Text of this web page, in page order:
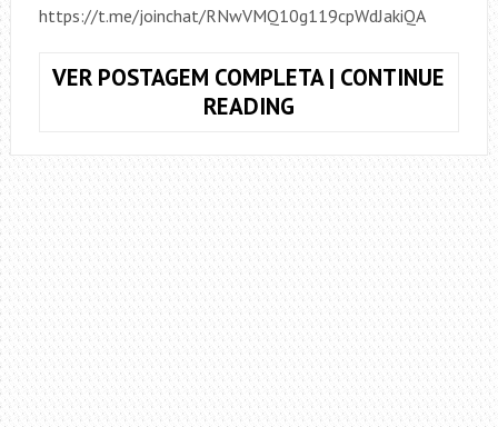
https://t.me/joinchat/RNwVMQ10g119cpWdJakiQA
VER POSTAGEM COMPLETA | CONTINUE
READINGCOMO
O
CAPOTRASTE
E
PARA
QUE
ELE
SERVE?